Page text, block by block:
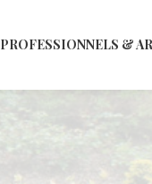
PROFESSIONNELS &